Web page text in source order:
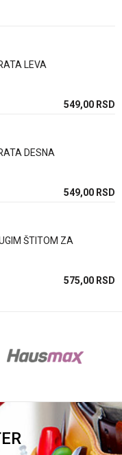
:
LEVA
549,00 RSD
DESNA
549,00 RSD
ŠTITOM ZA
575,00 RSD